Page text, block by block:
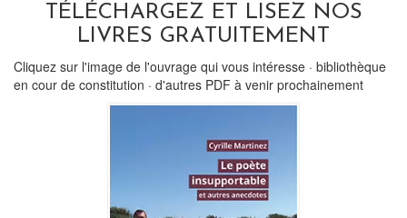
TÉLÉCHARGEZ ET LISEZ NOS
LIVRES GRATUITEMENT
Cliquez sur l'image de l'ouvrage qui vous intéresse · bibliothèque
en cour de constitution · d'autres PDF à venir prochainement